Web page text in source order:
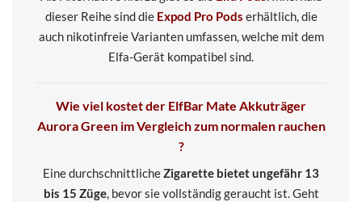
dieser Reihe sind die Expod Pro Pods erhältlich, die
auch nikotinfreie Varianten umfassen, welche mit dem
Elfa-Gerät kompatibel sind.
Wie viel kostet der ElfBar Mate Akkuträger
Aurora Green im Vergleich zum normalen rauchen
?
Eine durchschnittlicheZigarette bietet ungefähr 13
bis 15 Züge, bevor sie vollständig geraucht ist. Geht